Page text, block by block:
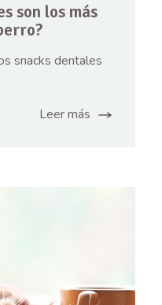
son los más
snacks dentales
Leer más